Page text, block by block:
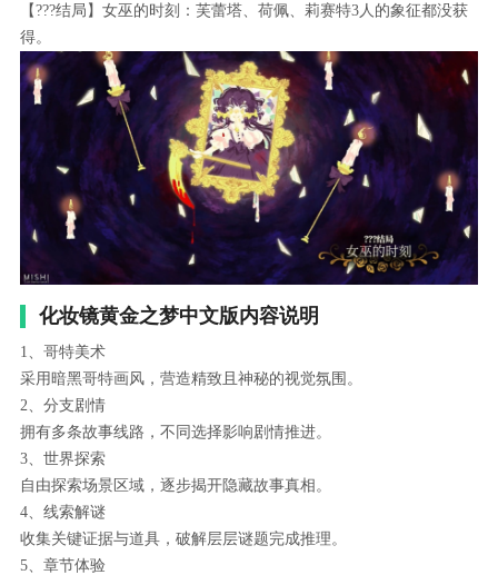
【???结局】女巫的时刻：芙蕾塔、荷佩、莉赛特3人的象征都没获
得。
化妆镜黄金之梦中文版内容说明
1、哥特美术
采用暗黑哥特画风，营造精致且神秘的视觉氛围。
2、分支剧情
拥有多条故事线路，不同选择影响剧情推进。
3、世界探索
自由探索场景区域，逐步揭开隐藏故事真相。
4、线索解谜
收集关键证据与道具，破解层层谜题完成推理。
5、章节体验